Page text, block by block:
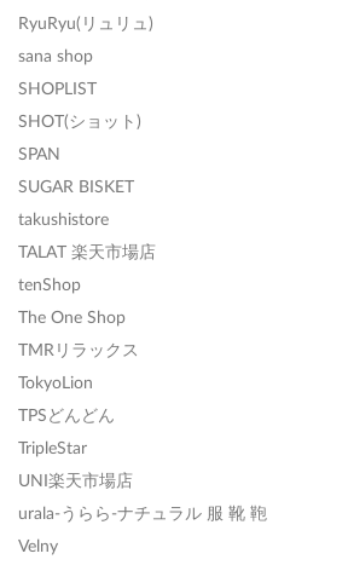
RyuRyu(リュリュ)
sana shop
SHOPLIST
SHOT(ショット)
SPAN
SUGAR BISKET
takushistore
TALAT 楽天市場店
tenShop
The One Shop
TMRリラックス
TokyoLion
TPSどんどん
TripleStar
UNI楽天市場店
urala-うらら-ナチュラル 服 靴 鞄
Velny